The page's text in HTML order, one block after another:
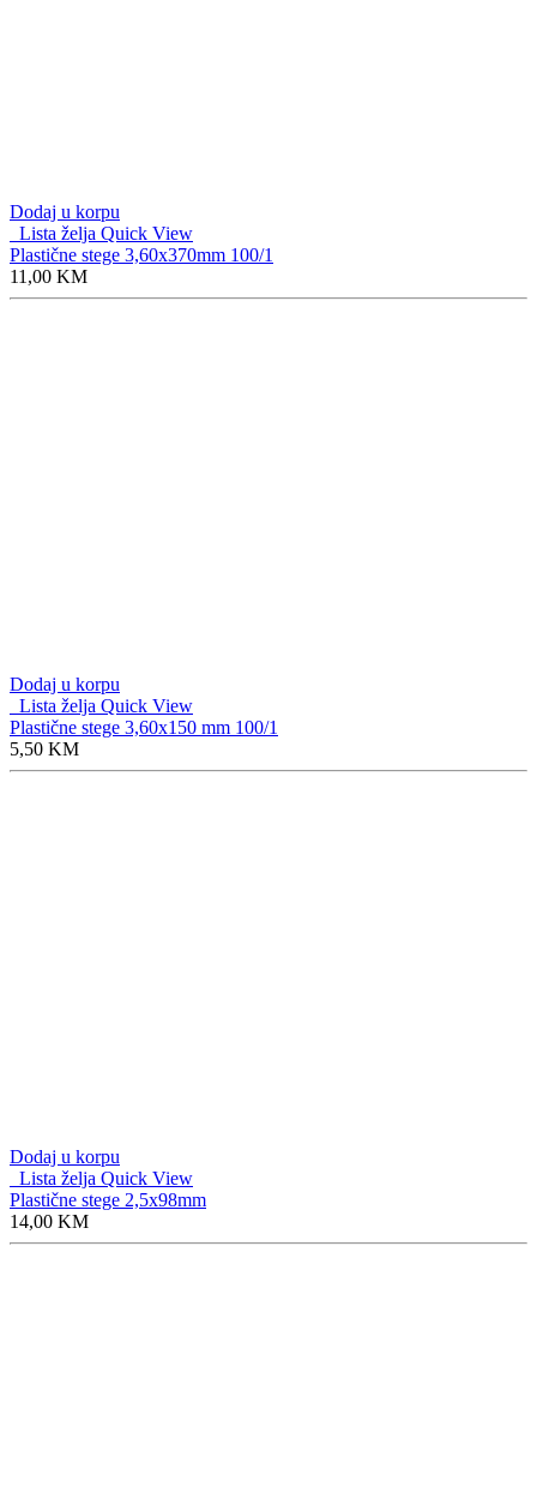
Dodaj u korpu
Lista želja Quick View
Plastične stege 3,60x370mm 100/1
11,00 KM
Dodaj u korpu
Lista želja Quick View
Plastične stege 3,60x150 mm 100/1
5,50 KM
Dodaj u korpu
Lista želja Quick View
Plastične stege 2,5x98mm
14,00 KM